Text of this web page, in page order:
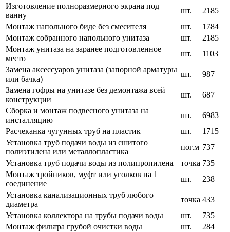
Изготовление полноразмерного экрана под
ванну
шт.
2185
Монтаж напольного биде без смесителя
шт.
1784
Монтаж собранного напольного унитаза
шт.
2185
Монтаж унитаза на заранее подготовленное
место
шт.
1103
Замена аксессуаров унитаза (запорной арматуры
или бачка)
шт.
987
Замена гофры на унитазе без демонтажа всей
конструкции
шт.
687
Сборка и монтаж подвесного унитаза на
инсталляцию
шт.
6983
Расчеканка чугунных труб на пластик
шт.
1715
Установка труб подачи воды из сшитого
полиэтилена или металлопластика
пог.м 737
Установка труб подачи воды из полипропилена
точка 735
Монтаж тройников, муфт или уголков на 1
соединение
шт.
238
Установка канализационных труб любого
диаметра
точка 433
Установка коллектора на трубы подачи воды
шт.
735
Монтаж фильтра грубой очистки воды
шт.
284